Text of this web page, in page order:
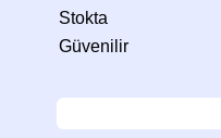
Stokta
Güvenilir